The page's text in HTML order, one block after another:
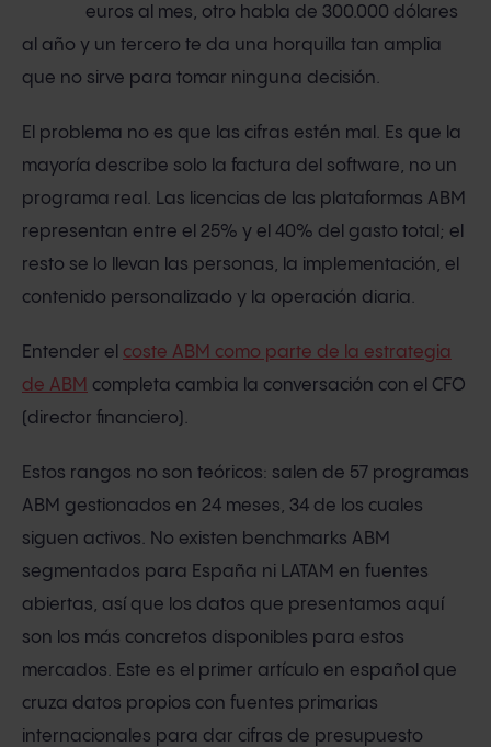
euros al mes, otro habla de 300.000 dólares
al año y un tercero te da una horquilla tan amplia
que no sirve para tomar ninguna decisión.
El problema no es que las cifras estén mal. Es que la
mayoría describe solo la factura del software, no un
programa real. Las licencias de las plataformas ABM
representan entre el 25% y el 40% del gasto total; el
resto se lo llevan las personas, la implementación, el
contenido personalizado y la operación diaria.
Entender el coste ABM como parte de la estrategia
de ABM completa cambia la conversación con el CFO
(director financiero).
Estos rangos no son teóricos: salen de 57 programas
ABM gestionados en 24 meses, 34 de los cuales
siguen activos. No existen benchmarks ABM
segmentados para España ni LATAM en fuentes
abiertas, así que los datos que presentamos aquí
son los más concretos disponibles para estos
mercados. Este es el primer artículo en español que
cruza datos propios con fuentes primarias
internacionales para dar cifras de presupuesto